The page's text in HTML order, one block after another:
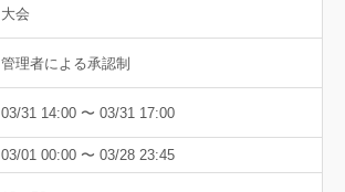
大会
管理者による承認制
03/31 14:00 〜 03/31 17:00
03/01 00:00 〜 03/28 23:45